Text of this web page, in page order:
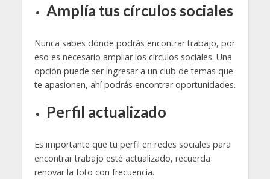
Amplía tus círculos sociales
Nunca sabes dónde podrás encontrar trabajo, por
eso es necesario ampliar los círculos sociales. Una
opción puede ser ingresar a un club de temas que
te apasionen, ahí podrás encontrar oportunidades.
Perfil actualizado
Es importante que tu perfil en redes sociales para
encontrar trabajo esté actualizado, recuerda
renovar la foto con frecuencia.